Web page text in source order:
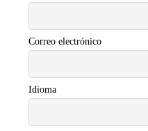
Correo electrónico
Idioma